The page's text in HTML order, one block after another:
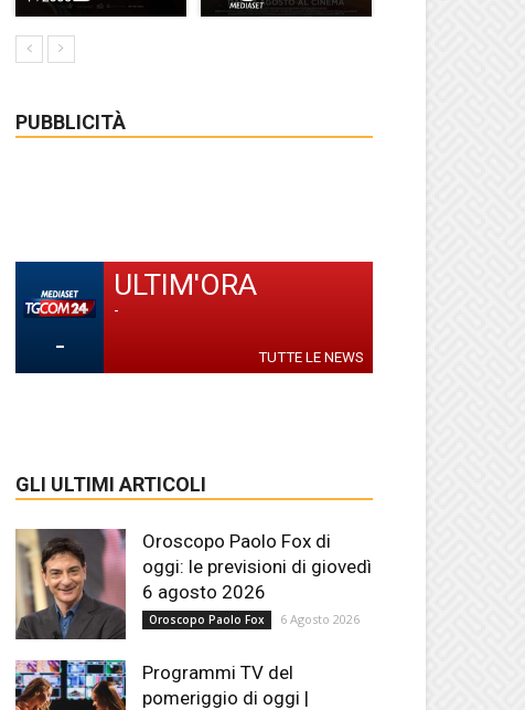
PUBBLICITÀ
-
ULTIM'ORA
-
TUTTE LE NEWS
GLI ULTIMI ARTICOLI
Oroscopo Paolo Fox di
oggi: le previsioni di giovedì
6 agosto 2026
Oroscopo Paolo Fox 6 Agosto 2026
Programmi TV del
pomeriggio di oggi |